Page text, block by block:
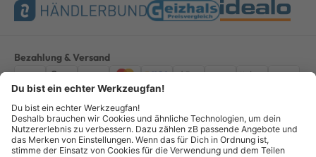
Bezahlung & Versand
ImpressumAGBDatenschutzWiderruf Vertrag widerrufen
Alle Preise verstehen sich inkl. ges. MwSt. *Kostenloser Versand innerhalb